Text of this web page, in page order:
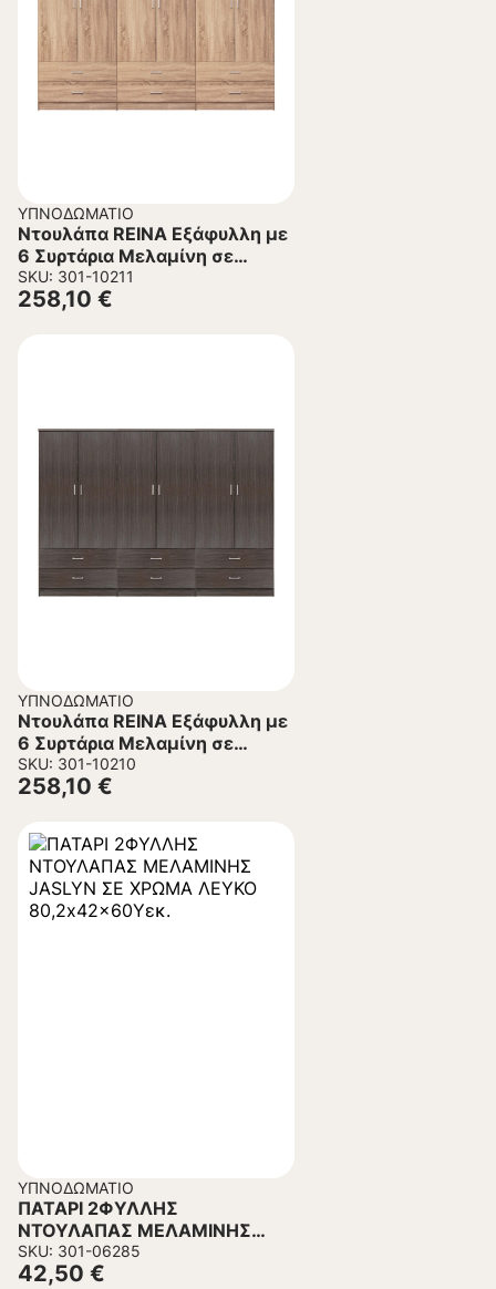
ΥΠΝΟΔΩΜΆΤΙΟ
Ντουλάπα REINA Εξάφυλλη με
6 Συρτάρια Μελαμίνη σε
Σονάμα 240x42x181Υεκ.
SKU: 301-10211
258,10 €
ΥΠΝΟΔΩΜΆΤΙΟ
Ντουλάπα REINA Εξάφυλλη με
6 Συρτάρια Μελαμίνη σε
Zebrano 240x42x181Υεκ.
SKU: 301-10210
258,10 €
ΥΠΝΟΔΩΜΆΤΙΟ
ΠΑΤΑΡΙ 2ΦΥΛΛΗΣ
ΝΤΟΥΛΑΠΑΣ ΜΕΛΑΜΙΝΗΣ
JASLYN ΣΕ ΧΡΩΜΑ ΛΕΥΚΟ
80,2x42x60Υεκ.
SKU: 301-06285
42,50 €